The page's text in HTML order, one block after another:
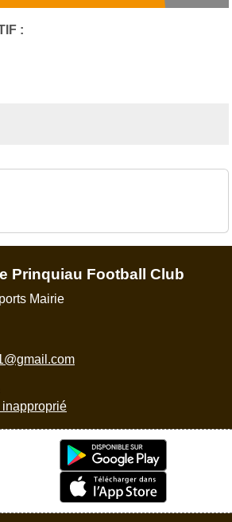
:
Prinquiau Football Club
Mairie